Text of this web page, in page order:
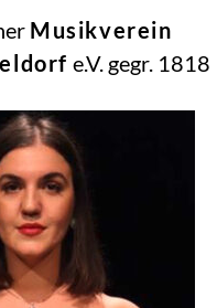
Musikverein
e.V. gegr. 1818